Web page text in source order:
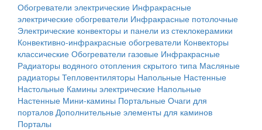
Обогреватели электрические Инфракрасные
электрические обогреватели Инфракрасные потолочные
Электрические конвекторы и панели из стеклокерамики
Конвективно-инфракрасные обогреватели Конвекторы
классические Обогреватели газовые Инфракрасные
Радиаторы водяного отопления скрытого типа Масляные
радиаторы Тепловентиляторы Напольные Настенные
Настольные Камины электрические Напольные
Настенные Мини-камины Портальные Очаги для
порталов Дополнительные элементы для каминов
Порталы